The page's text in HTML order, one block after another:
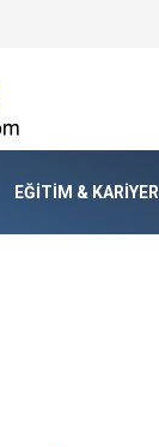
EĞITIM & KARIYER